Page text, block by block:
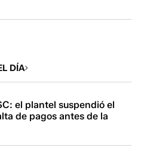
DÍA
el plantel suspendió el
de pagos antes de la